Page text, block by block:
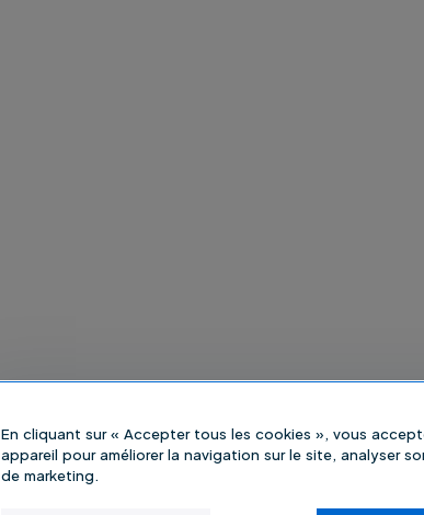
En cliquant sur « Accepter tous les cookies », vous
appareil pour améliorer la navigation sur le site, analyser
de marketing.